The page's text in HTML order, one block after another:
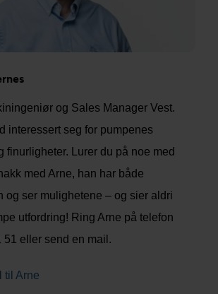
og Sales Manager Vest.
interessert seg for pumpenes
finurligheter. Lurer du på noe med
med Arne, han har både
og ser mulighetene – og sier aldri
utfordring! Ring Arne på telefon
51 eller send en mail.
til Arne